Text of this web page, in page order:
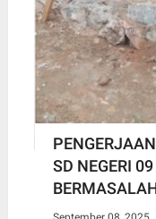
SD NEGERI